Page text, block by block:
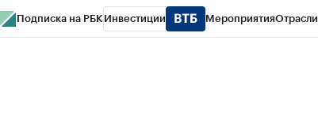
Подписка на РБК Инвестиции МероприятияОтрасли